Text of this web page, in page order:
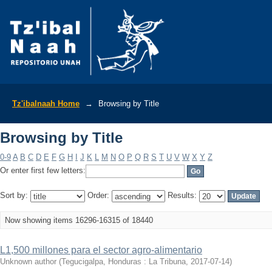
Tz'ibalnaah Home → Browsing by Title
Browsing by Title
0-9 A B C D E F G H J K L M N O P Q R S T U V W X Y Z
Or enter first few letters:
Sort by: Order: Results:
Now showing items 16296-16315 of 18440
L1,500 millones para el sector agro-alimentario
Unknown author (Tegucigalpa, Honduras : La Tribuna, 2017-07-14)